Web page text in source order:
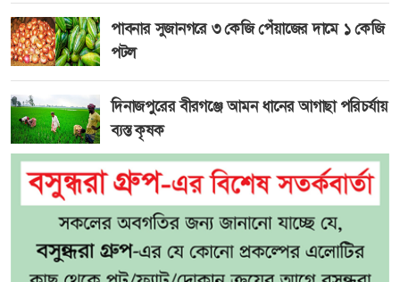
পাবনার সুজানগরে ৩ কেজি পেঁয়াজের দামে ১ কেজি
পটল
দিনাজপুরের বীরগঞ্জে আমন ধানের আগাছা পরিচর্যায়
ব্যস্ত কৃষক